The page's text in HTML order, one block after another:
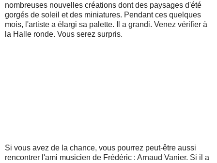
nombreuses nouvelles créations dont des paysages d'été
gorgés de soleil et des miniatures. Pendant ces quelques
mois, l'artiste a élargi sa palette. Il a grandi. Venez vérifier à
la Halle ronde. Vous serez surpris.
Si vous avez de la chance, vous pourrez peut-être aussi
rencontrer l'ami musicien de Frédéric : Arnaud Vanier. Si il a